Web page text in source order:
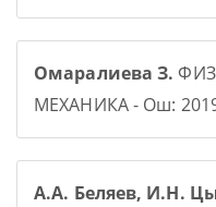
Омаралиева З.
МЕХАНИКА - Ош:
А.А. Беляев, И.Н.